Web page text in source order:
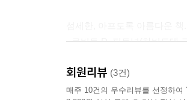
대학원에 입학해서 빈곤을 공
- 로버트 D. 퍼트넘(하버드대
정말 놀라운 책. 저자는 사회
-바버라 에런라이크(『긍정의
회원리뷰 (3건)
매주 10건의 우수리뷰를 선정하